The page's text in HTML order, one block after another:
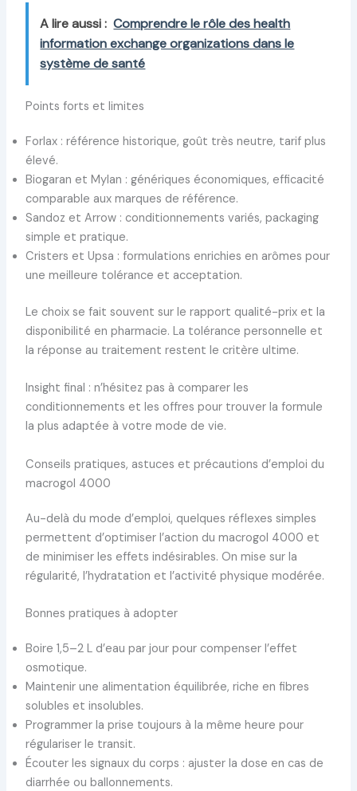
A lire aussi : Comprendre le rôle des health
information exchange organizations dans le
système de santé
Points forts et limites
Forlax : référence historique, goût très neutre, tarif plus
élevé.
Biogaran et Mylan : génériques économiques, efficacité
comparable aux marques de référence.
Sandoz et Arrow : conditionnements variés, packaging
simple et pratique.
Cristers et Upsa : formulations enrichies en arômes pour
une meilleure tolérance et acceptation.
Le choix se fait souvent sur le rapport qualité-prix et la
disponibilité en pharmacie. La tolérance personnelle et
la réponse au traitement restent le critère ultime.
Insight final : n’hésitez pas à comparer les
conditionnements et les offres pour trouver la formule
la plus adaptée à votre mode de vie.
Conseils pratiques, astuces et précautions d’emploi du
macrogol 4000
Au-delà du mode d’emploi, quelques réflexes simples
permettent d’optimiser l’action du macrogol 4000 et
de minimiser les effets indésirables. On mise sur la
régularité, l’hydratation et l’activité physique modérée.
Bonnes pratiques à adopter
Boire 1,5–2 L d’eau par jour pour compenser l’effet
osmotique.
Maintenir une alimentation équilibrée, riche en fibres
solubles et insolubles.
Programmer la prise toujours à la même heure pour
régulariser le transit.
Écouter les signaux du corps : ajuster la dose en cas de
diarrhée ou ballonnements.